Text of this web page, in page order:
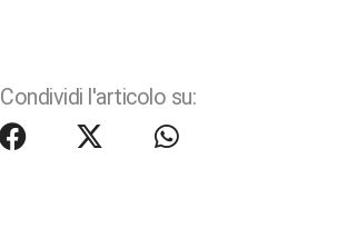
Condividi l'articolo su: